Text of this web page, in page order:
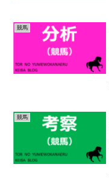
競馬
競馬